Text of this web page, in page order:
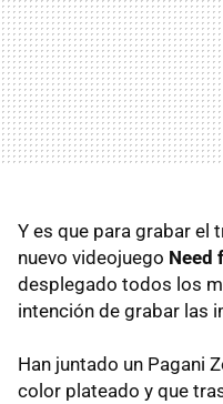
Y es que para grabar el
nuevo videojuego Need
desplegado todos los
intención de grabar las
Han juntado un Pagani
color plateado y que